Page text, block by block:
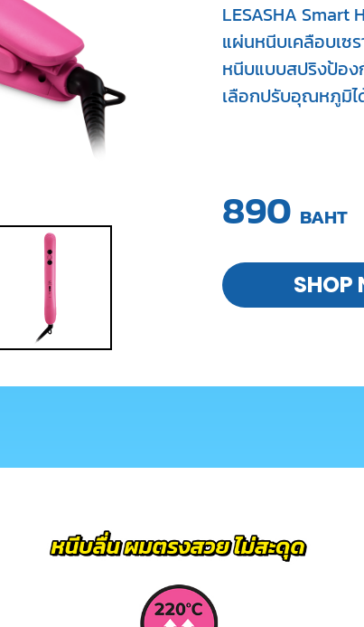
LESASHA
แผ่นหนีบเคลือบเซ
หนีบแบบสปริงป้อง
เลือกปรับอุณหภูมิไ
890 BAHT
SHOP